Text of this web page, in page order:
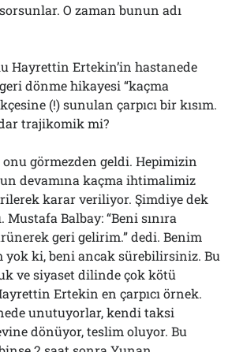
O zaman bunun adı
Hayrettin Ertekin’in hastanede
dönme hikayesi “kaçma
(!) sunulan çarpıcı bir kısım.
trajikomik mi?
onu görmezden geldi. Hepimizin
devamına kaçma ihtimalimiz
karar veriliyor. Şimdiye dek
Mustafa Balbay: “Beni sınıra
geri gelirim.” dedi. Benim
yok ki, beni ancak sürebilirsiniz. Bu
ve siyaset dilinde çok kötü
Ertekin en çarpıcı örnek.
unutuyorlar, kendi taksi
dönüyor, teslim oluyor. Bu